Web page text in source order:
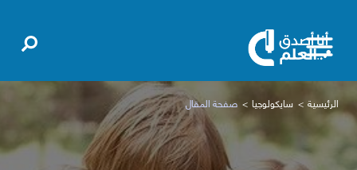
الرئيسية سايكولوجيا صفحة المقال